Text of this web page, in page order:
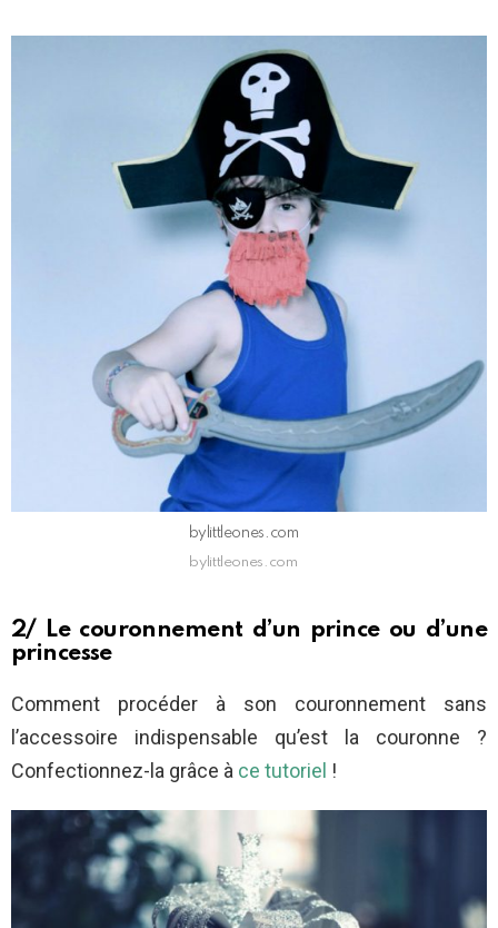
bylittleones.com
bylittleones.com
2/ Le couronnement d’un prince ou d’une
princesse
Comment procéder à son couronnement sans
l’accessoire indispensable qu’est la couronne ?
Confectionnez-la grâce à ce tutoriel !